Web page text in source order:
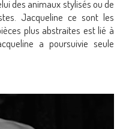
des animaux stylisés ou de
Jacqueline ce sont les
plus abstraites est lié à
a poursuivie seule